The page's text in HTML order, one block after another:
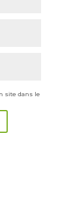
site dans le